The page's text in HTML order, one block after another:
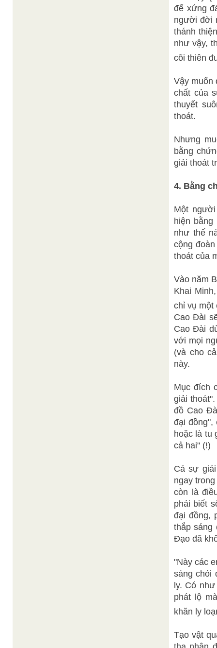
để xứng
người đời
thánh
như vậy,
cõi thiên
Vậy muốn
chất của
thuyết
thoát.
Nhưng
bằng
giải thoát
4. Bằng
Một
hiện
như thế
cộng
thoát của
Vào năm
Khai
chỉ vụ
Cao Đài
Cao Đài
với mọi
(và cho
này.
Mục đích
giải
đồ Cao
đại đồng",
hoặc là tu
cả hai" (!)
Cả sự
ngay
còn là
phải biết
đại đồng,
thắp sáng
Đạo đã
"Này các
sáng chói
ly. Có
phát lộ
khăn ly
Tạo vật